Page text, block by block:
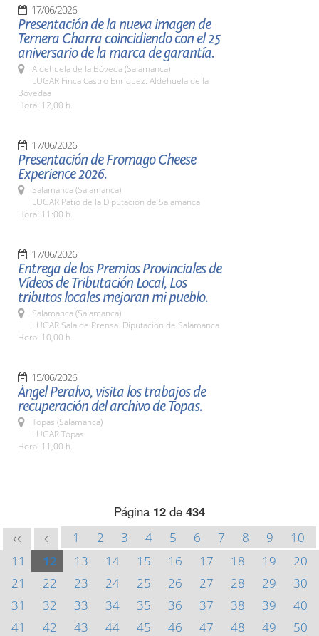
17/06/2026
Presentación de la nueva imagen de
Ternera Charra coincidiendo con el 25
aniversario de la marca de garantía.
Aldehuela de la Bóveda (Salamanca)
LUGAR Finca Castro Enríquez. Aldehuela de la
Bóvedaa
Hora: 12,00 h.
17/06/2026
Presentación de Fromago Cheese
Experience 2026.
Salamanca (Salamanca)
LUGAR Patio de la Diputación de Salamanca
Hora: 11:00 h.
17/06/2026
Entrega de los Premios Provinciales de
Vídeos de Tributación Local, Los
tributos locales mejoran mi pueblo.
Salamanca (Salamanca)
LUGAR Sala de Prensa. Diputación de Salamanca
Hora: 10,00 h.
15/06/2026
Ángel Peralvo, visita los trabajos de
recuperación del archivo de Topas.
Topas (Salamanca)
LUGAR Topas
Hora: 11,00 h.
Página 12 de 434
<< < 1 2 3 4 5 6 7 8 9
10
11
12 13 14 15 16 17 18 19
20
21
22 23 24 25 26 27 28 29
30
31
32 33 34 35 36 37 38 39
40
41
42 43 44 45 46 47 48 49
50